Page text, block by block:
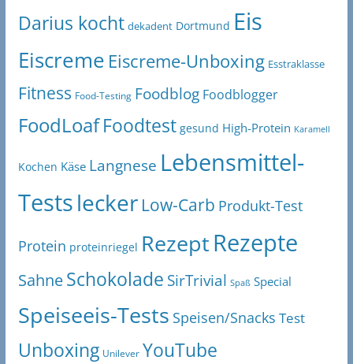
Darius kocht dekadent Dortmund Eis
Eiscreme Eiscreme-Unboxing Esstraklasse
Fitness Food-Testing Foodblog Foodblogger
FoodLoaf Foodtest gesund High-Protein Karamell
Kochen Käse Langnese Lebensmittel-
Testslecker Low-Carb Produkt-Test
Protein proteinriegel RezeptRezepte
SahneSchokolade SirTrivial Spaß Special
Speiseeis-Tests Speisen/Snacks Test
Unboxing Unilever YouTube